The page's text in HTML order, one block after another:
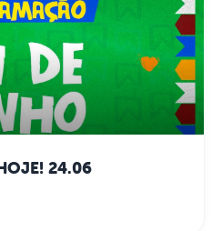
24.06